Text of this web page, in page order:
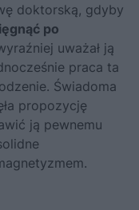
doktorską, gdyby
po
uważał ją
praca ta
Świadoma
propozycję
ją pewnemu